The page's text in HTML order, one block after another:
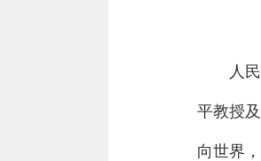
人
平教授
向世界